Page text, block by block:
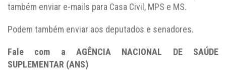
também enviar e-mails para Casa Civil, MPS e MS.
Podem também enviar aos deputados e senadores.
Fale com a AGÊNCIA NACIONAL DE SAÚDE
SUPLEMENTAR (ANS)